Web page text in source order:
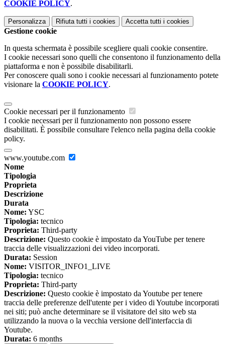
COOKIE POLICY.
Personalizza Rifiuta tutti i cookies Accetta tutti i cookies
Gestione cookie
In questa schermata è possibile scegliere quali cookie consentire.
I cookie necessari sono quelli che consentono il funzionamento della
piattaforma e non è possibile disabilitarli.
Per conoscere quali sono i cookie necessari al funzionamento potete
visionare la COOKIE POLICY.
Cookie necessari per il funzionamento
I cookie necessari per il funzionamento non possono essere
disabilitati. È possibile consultare l'elenco nella pagina della cookie
policy.
www.youtube.com
Nome
Tipologia
Proprieta
Descrizione
Durata
Nome: YSC
Tipologia: tecnico
Proprieta: Third-party
Descrizione: Questo cookie è impostato da YouTube per tenere
traccia delle visualizzazioni dei video incorporati.
Durata: Session
Nome: VISITOR_INFO1_LIVE
Tipologia: tecnico
Proprieta: Third-party
Descrizione: Questo cookie è impostato da Youtube per tenere
traccia delle preferenze dell'utente per i video di Youtube incorporati
nei siti; può anche determinare se il visitatore del sito web sta
utilizzando la nuova o la vecchia versione dell'interfaccia di
Youtube.
Durata: 6 months